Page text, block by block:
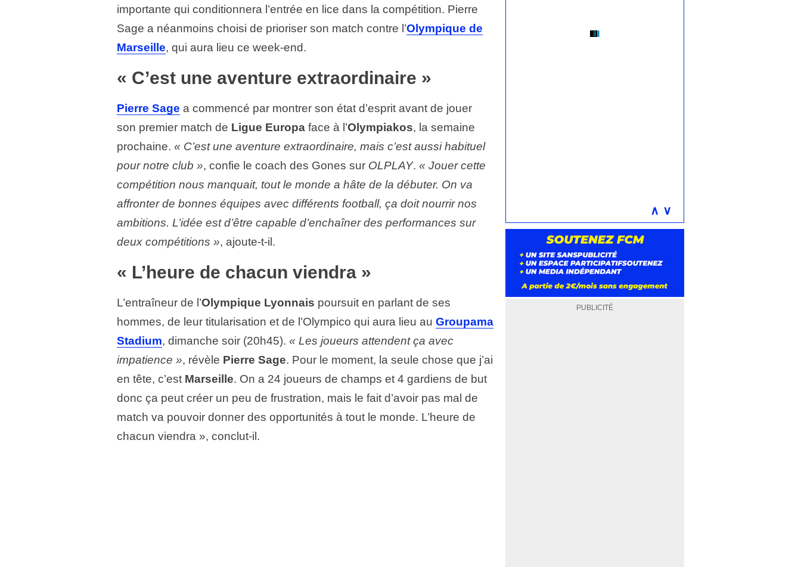
∧ ∨
PUBLICITÉ
importante qui conditionnera l’entrée en lice dans la compétition. Pierre
Sage a néanmoins choisi de prioriser son match contre l’Olympique de
Marseille, qui aura lieu ce week-end.
« C’est une aventure extraordinaire »
Pierre Sage a commencé par montrer son état d’esprit avant de jouer
son premier match de Ligue Europa face à l’Olympiakos, la semaine
prochaine. « C’est une aventure extraordinaire, mais c’est aussi habituel
pour notre club », confie le coach des Gones sur OLPLAY. « Jouer cette
compétition nous manquait, tout le monde a hâte de la débuter. On va
affronter de bonnes équipes avec différents football, ça doit nourrir nos
ambitions. L’idée est d’être capable d’enchaîner des performances sur
deux compétitions », ajoute-t-il.
« L’heure de chacun viendra »
L’entraîneur de l’Olympique Lyonnais poursuit en parlant de ses
hommes, de leur titularisation et de l’Olympico qui aura lieu au Groupama
Stadium, dimanche soir (20h45). « Les joueurs attendent ça avec
impatience », révèle Pierre Sage. Pour le moment, la seule chose que j’ai
en tête, c’est Marseille. On a 24 joueurs de champs et 4 gardiens de but
donc ça peut créer un peu de frustration, mais le fait d’avoir pas mal de
match va pouvoir donner des opportunités à tout le monde. L’heure de
chacun viendra », conclut-il.